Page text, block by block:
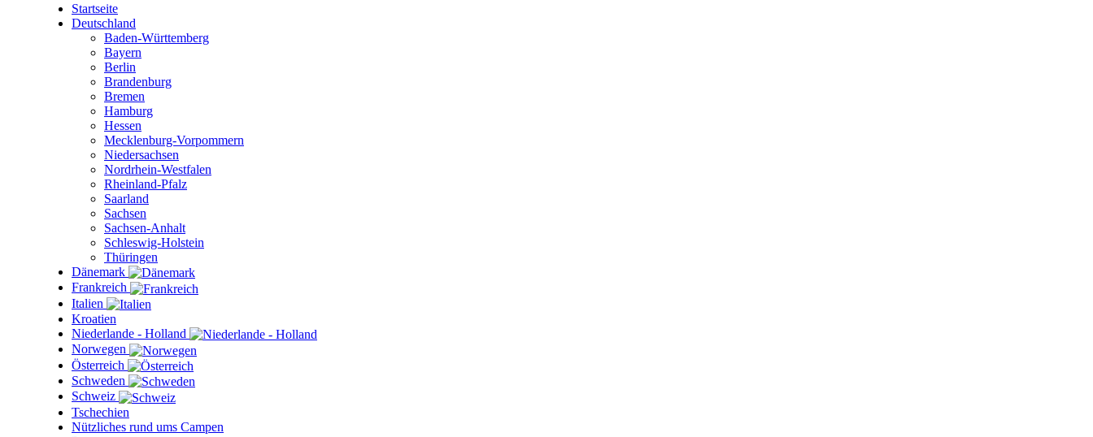
Startseite
Deutschland
Baden-Württemberg
Bayern
Berlin
Brandenburg
Bremen
Hamburg
Hessen
Mecklenburg-Vorpommern
Niedersachsen
Nordrhein-Westfalen
Rheinland-Pfalz
Saarland
Sachsen
Sachsen-Anhalt
Schleswig-Holstein
Thüringen
Dänemark
Frankreich
Italien
Kroatien
Niederlande - Holland
Norwegen
Österreich
Schweden
Schweiz
Tschechien
Nützliches rund ums Campen